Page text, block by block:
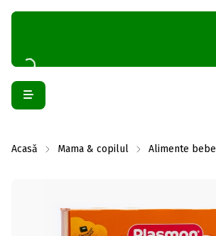
Acasă Mama & copilul Alimente bebe